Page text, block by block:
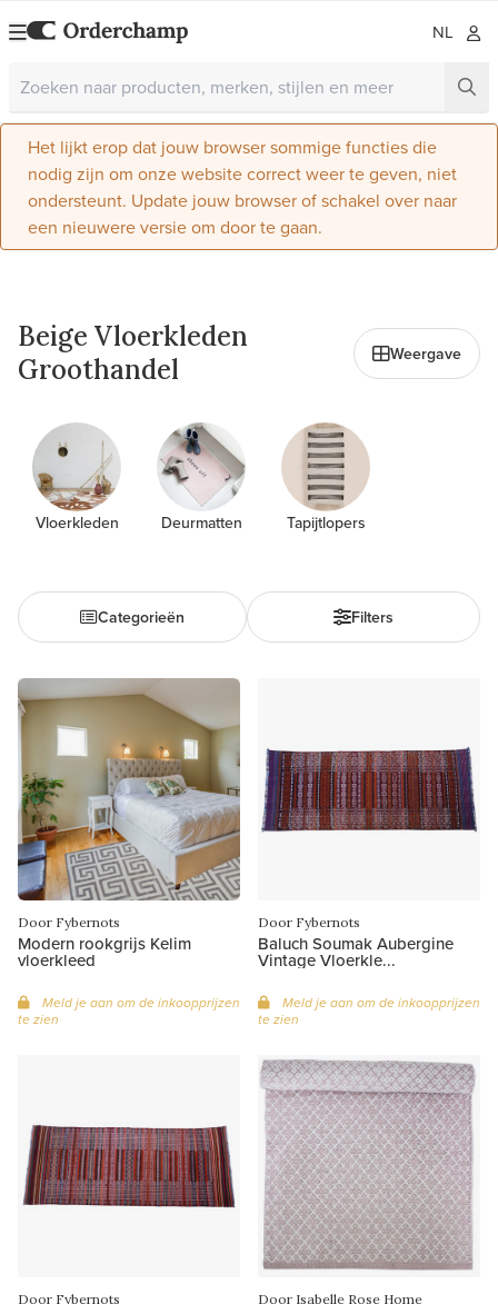
NL
Het lijkt erop dat jouw browser sommige functies die
nodig zijn om onze website correct weer te geven, niet
ondersteunt. Update jouw browser of schakel over naar
een nieuwere versie om door te gaan.
Beige Vloerkleden
Groothandel
Weergave
Vloerkleden Deurmatten Tapijtlopers
Categorieën Filters
Door Fybernots
Modern rookgrijs Kelim
vloerkleed
Meld je aan om de inkoopprijzen
te zien
Door Fybernots
Baluch Soumak Aubergine
Vintage Vloerkle...
Meld je aan om de inkoopprijzen
te zien
Door Fybernots Door Isabelle Rose Home